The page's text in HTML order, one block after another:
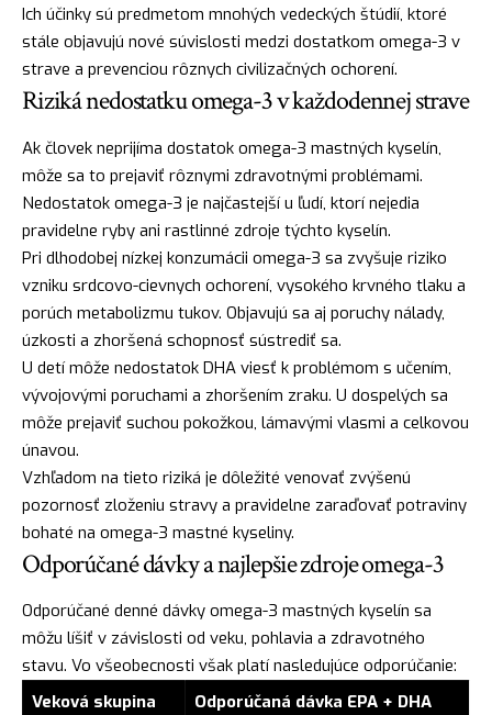
Ich účinky sú predmetom mnohých vedeckých štúdií, ktoré
stále objavujú nové súvislosti medzi dostatkom omega-3 v
strave a prevenciou rôznych civilizačných ochorení.
Riziká nedostatku omega-3 v každodennej strave
Ak človek neprijíma dostatok omega-3 mastných kyselín,
môže sa to prejaviť rôznymi zdravotnými problémami.
Nedostatok omega-3 je najčastejší u ľudí, ktorí nejedia
pravidelne ryby ani rastlinné zdroje týchto kyselín.
Pri dlhodobej nízkej konzumácii omega-3 sa zvyšuje riziko
vzniku srdcovo-cievnych ochorení, vysokého krvného tlaku a
porúch metabolizmu tukov. Objavujú sa aj poruchy nálady,
úzkosti a zhoršená schopnosť sústrediť sa.
U detí môže nedostatok DHA viesť k problémom s učením,
vývojovými poruchami a zhoršením zraku. U dospelých sa
môže prejaviť suchou pokožkou, lámavými vlasmi a celkovou
únavou.
Vzhľadom na tieto riziká je dôležité venovať zvýšenú
pozornosť zloženiu stravy a pravidelne zaraďovať potraviny
bohaté na omega-3 mastné kyseliny.
Odporúčané dávky a najlepšie zdroje omega-3
Odporúčané denné dávky omega-3 mastných kyselín sa
môžu líšiť v závislosti od veku, pohlavia a zdravotného
stavu. Vo všeobecnosti však platí nasledujúce odporúčanie:
Veková skupina
Odporúčaná dávka EPA + DHA